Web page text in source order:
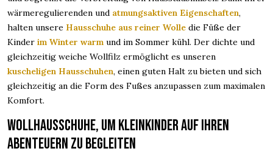
wärmeregulierenden und atmungsaktiven Eigenschaften,
halten unsere Hausschuhe aus reiner Wolle die Füße der
Kinder im Winter warm und im Sommer kühl. Der dichte und
gleichzeitig weiche Wollfilz ermöglicht es unseren
kuscheligen Hausschuhen, einen guten Halt zu bieten und sich
gleichzeitig an die Form des Fußes anzupassen zum maximalen
Komfort.
Wollhausschuhe, um Kleinkinder auf ihren
Abenteuern zu begleiten